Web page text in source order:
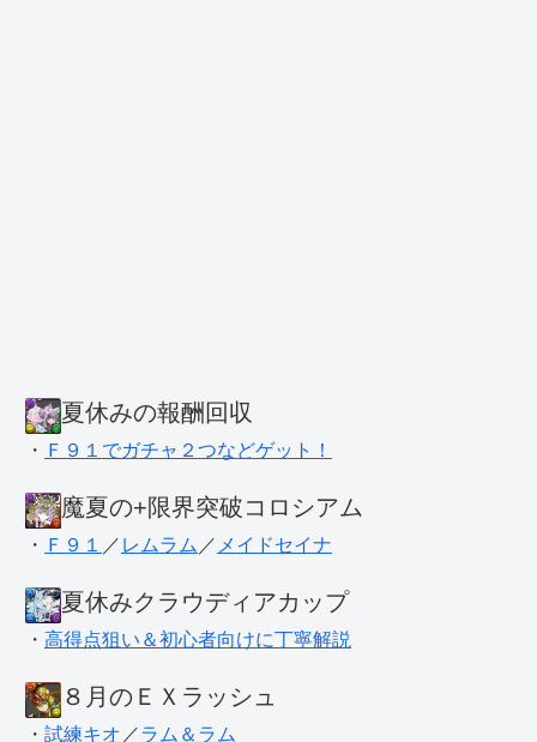
夏休みの報酬回収
・ Ｆ９１でガチャ２つなどゲット！
魔夏の+限界突破コロシアム
・ Ｆ９１ ／ レムラム ／ メイドセイナ
夏休みクラウディアカップ
・ 高得点狙い＆初心者向けに丁寧解説
８月のＥＸラッシュ
・ 試練キオ ／ラム＆ラム